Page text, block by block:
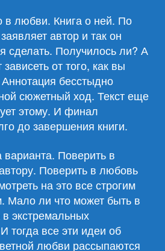
в любви. Книга о ней. По
автор и так он
сделать. Получилось ли? А
от того, как вы
бесстыдно
сюжетный ход. Текст еще
этому. И финал
до завершения книги.
варианта. Поверить в
Поверить в любовь
на это все строгим
Мало ли что может быть в
экстремальных
тогда все эти идеи об
любви рассыпаются